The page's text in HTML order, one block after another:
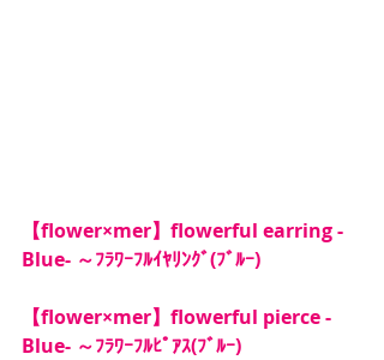
【flower×mer】flowerful earring -
Blue- ～ﾌﾗﾜｰﾌﾙｲﾔﾘﾝｸﾞ(ﾌﾞﾙｰ)
【flower×mer】flowerful pierce -
Blue- ～ﾌﾗﾜｰﾌﾙﾋﾟｱｽ(ﾌﾞﾙｰ)